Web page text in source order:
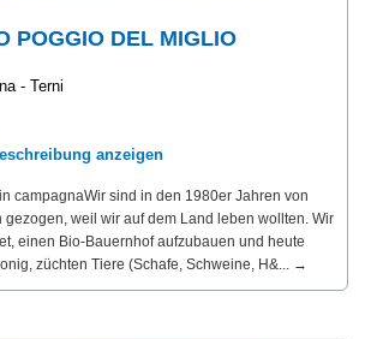
POGGIO DEL MIGLIO
- Terni
anzeigen
campagnaWir sind in den 1980er Jahren von
gezogen, weil wir auf dem Land leben wollten. Wir
einen Bio-Bauernhof aufzubauen und heute
züchten Tiere (Schafe, Schweine, H&... →